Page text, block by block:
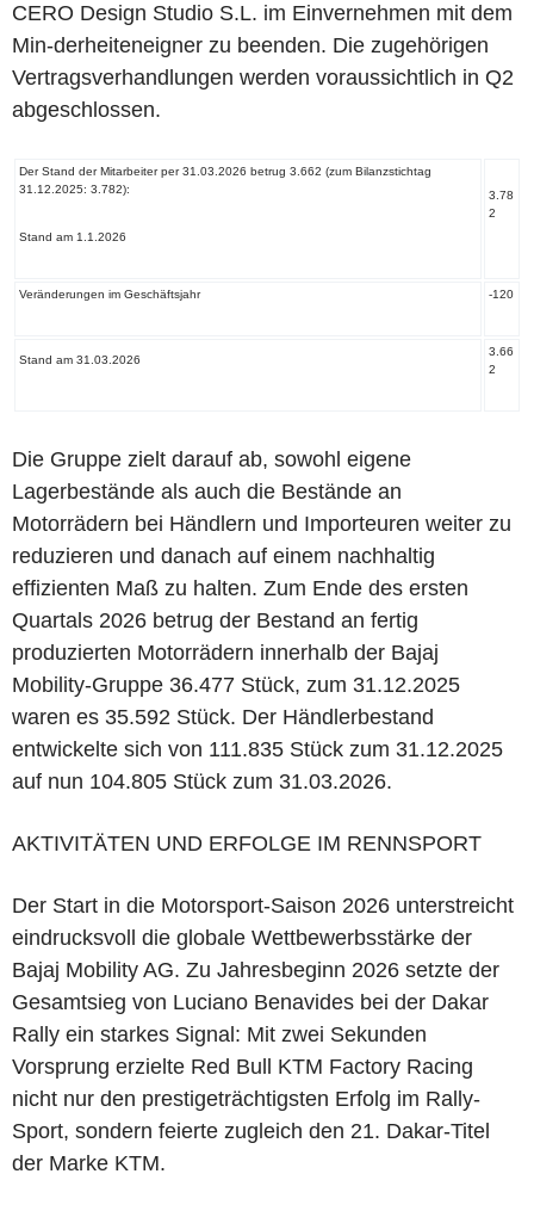
CERO Design Studio S.L. im Einvernehmen mit dem
Min-derheiteneigner zu beenden. Die zugehörigen
Vertragsverhandlungen werden voraussichtlich in Q2
abgeschlossen.
Der Stand der Mitarbeiter per 31.03.2026 betrug 3.662 (zum Bilanzstichtag
31.12.2025: 3.782):
Stand am 1.1.2026
3.78
2
Veränderungen im Geschäftsjahr -120
Stand am 31.03.2026
3.66
2
Die Gruppe zielt darauf ab, sowohl eigene
Lagerbestände als auch die Bestände an
Motorrädern bei Händlern und Importeuren weiter zu
reduzieren und danach auf einem nachhaltig
effizienten Maß zu halten. Zum Ende des ersten
Quartals 2026 betrug der Bestand an fertig
produzierten Motorrädern innerhalb der Bajaj
Mobility-Gruppe 36.477 Stück, zum 31.12.2025
waren es 35.592 Stück. Der Händlerbestand
entwickelte sich von 111.835 Stück zum 31.12.2025
auf nun 104.805 Stück zum 31.03.2026.
AKTIVITÄTEN UND ERFOLGE IM RENNSPORT
Der Start in die Motorsport-Saison 2026 unterstreicht
eindrucksvoll die globale Wettbewerbsstärke der
Bajaj Mobility AG. Zu Jahresbeginn 2026 setzte der
Gesamtsieg von Luciano Benavides bei der Dakar
Rally ein starkes Signal: Mit zwei Sekunden
Vorsprung erzielte Red Bull KTM Factory Racing
nicht nur den prestigeträchtigsten Erfolg im Rally-
Sport, sondern feierte zugleich den 21. Dakar-Titel
der Marke KTM.